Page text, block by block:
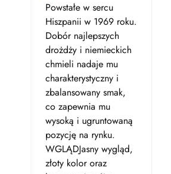
Powstałe w sercu
Hiszpanii w 1969 roku.
Dobór najlepszych
drożdży i niemieckich
chmieli nadaje mu
charakterystyczny i
zbalansowany smak,
co zapewnia mu
wysoką i ugruntowaną
pozycję na rynku.
WGLĄDJasny wygląd,
złoty kolor oraz